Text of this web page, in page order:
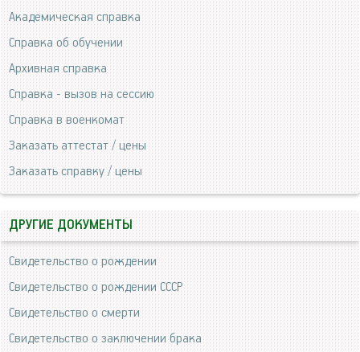
Академическая справка
Справка об обучении
Архивная справка
Справка - вызов на сессию
Справка в военкомат
Заказать аттестат / цены
Заказать справку / цены
ДРУГИЕ ДОКУМЕНТЫ
Свидетельство о рождении
Свидетельство о рождении СССР
Свидетельство о смерти
Свидетельство о заключении брака